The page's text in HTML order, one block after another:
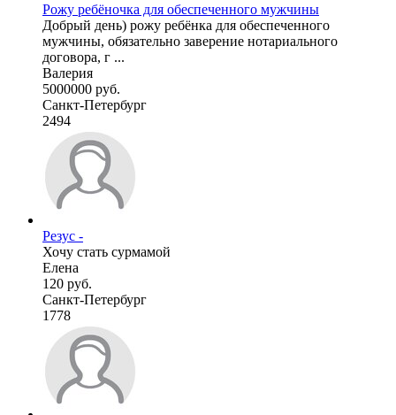
Рожу ребёночка для обеспеченного мужчины
Добрый день) рожу ребёнка для обеспеченного
мужчины, обязательно заверение нотариального
договора, г ...
Валерия
5000000 руб.
Санкт-Петербург
2494
Резус -
Хочу стать сурмамой
Елена
120 руб.
Санкт-Петербург
1778